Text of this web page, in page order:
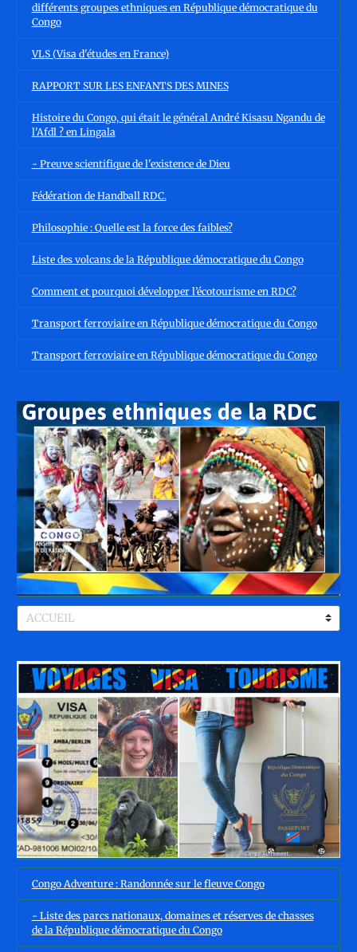
différents groupes ethniques en République démocratique du
Congo
VLS (Visa d'études en France)
RAPPORT SUR LES ENFANTS DES MINES
Histoire du Congo, qui était le général André Kisasu Ngandu de
l'Afdl ? en Lingala
- Preuve scientifique de l'existence de Dieu
Fédération de Handball RDC.
Philosophie : Quelle est la force des faibles?
Liste des volcans de la République démocratique du Congo
Comment et pourquoi développer l’écotourisme en RDC?
Transport ferroviaire en République démocratique du Congo
Transport ferroviaire en République démocratique du Congo
Congo Adventure : Randonnée sur le fleuve Congo
- Liste des parcs nationaux, domaines et réserves de chasses
de la République démocratique du Congo